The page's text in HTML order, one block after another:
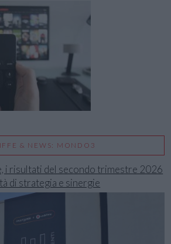
& NEWS: MONDO3
i risultati del secondo trimestre 2026
di strategia e sinergie